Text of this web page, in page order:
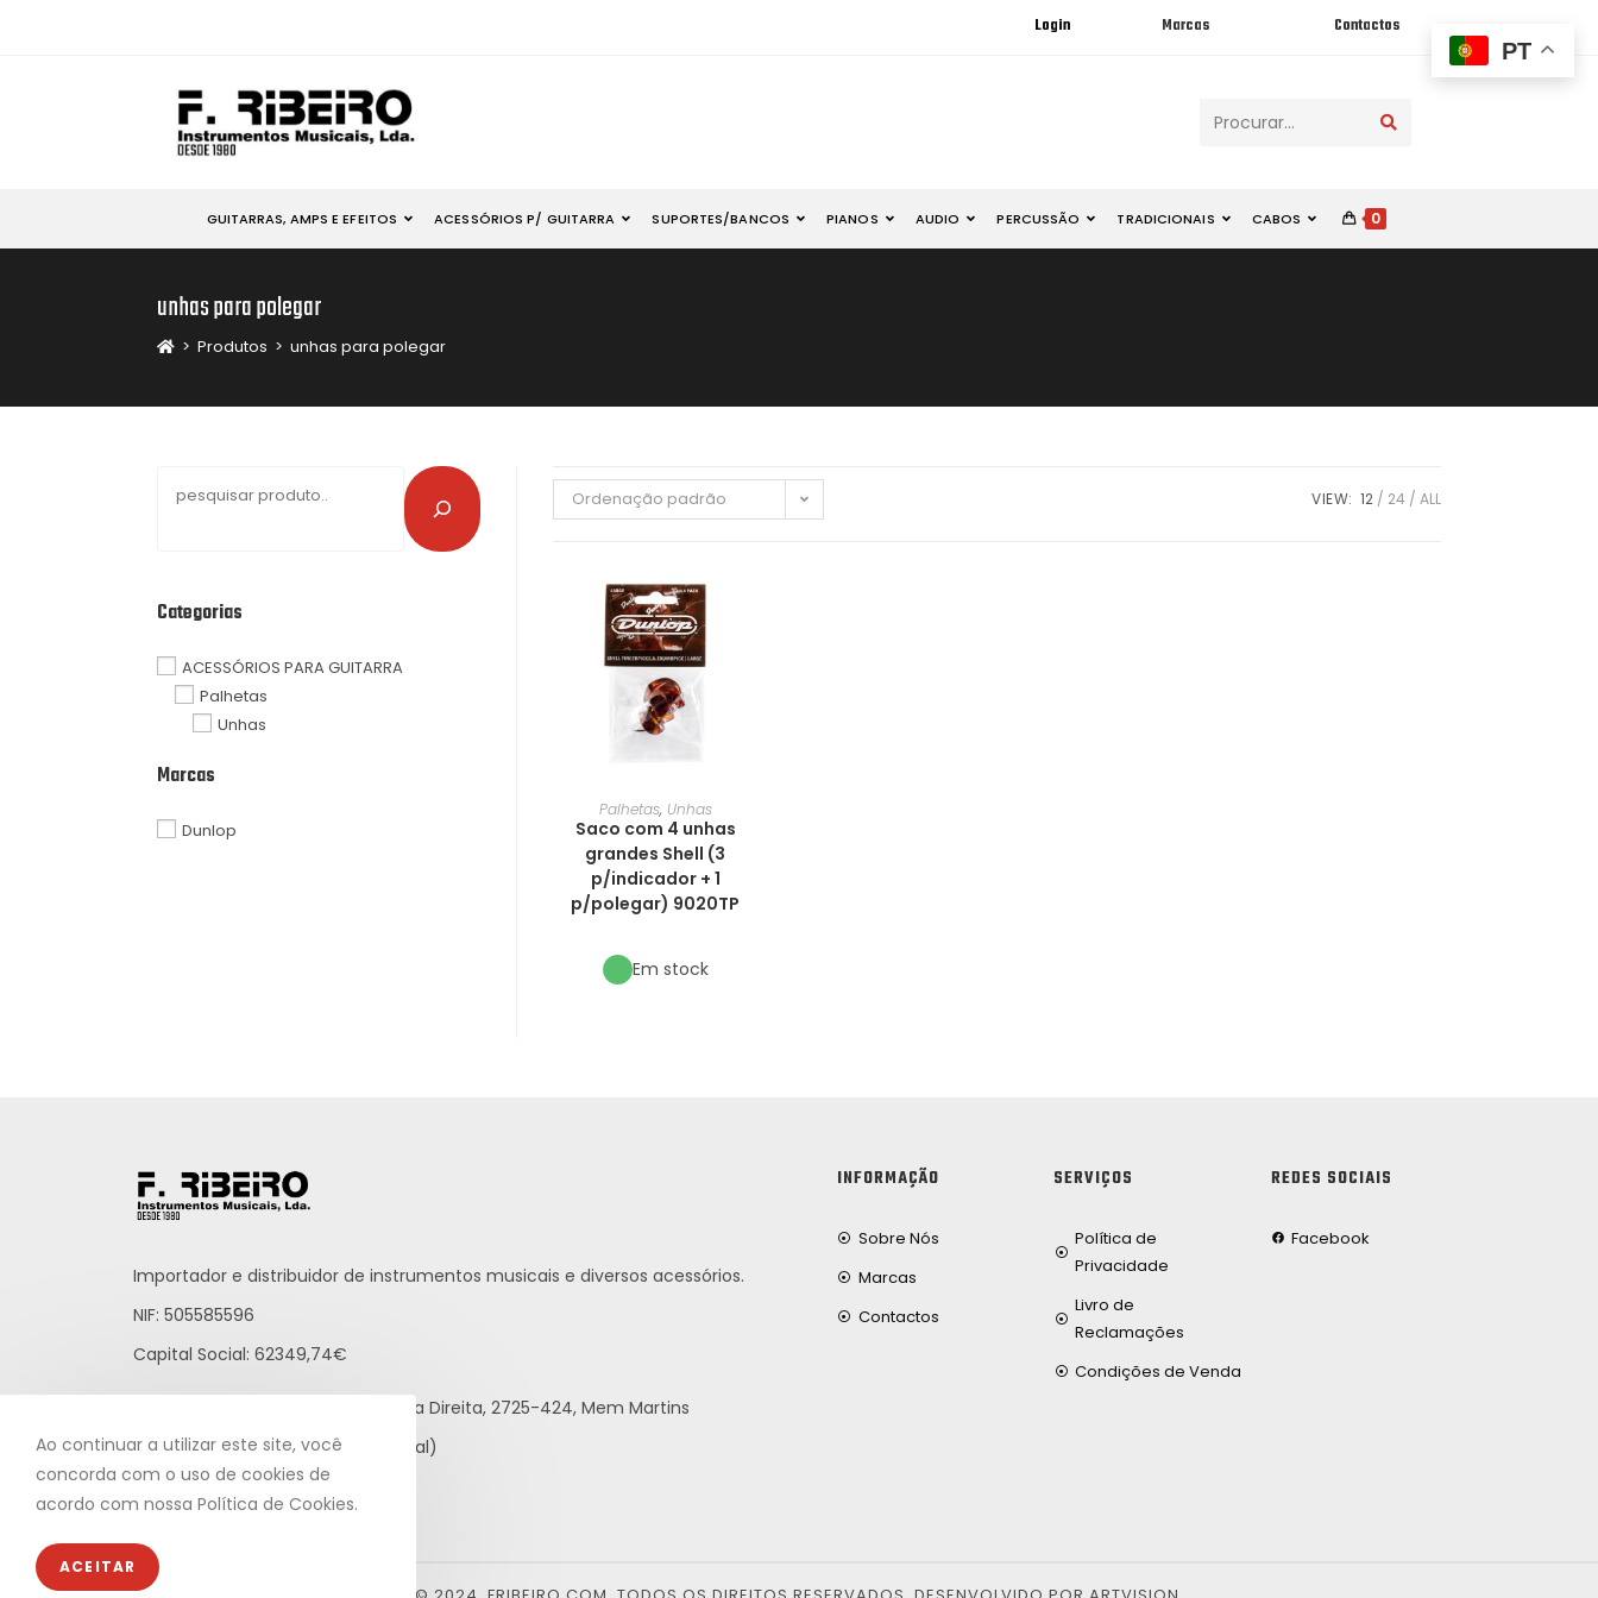
Login Marcas Contactos
Procurar...
GUITARRAS, AMPS E EFEITOS ACESSÓRIOS P/ GUITARRA SUPORTES/BANCOS PIANOS AUDIO PERCUSSÃO TRADICIONAIS CABOS 0
unhas para polegar
> Produtos > unhas para polegar
Ordenação padrão VIEW: 12 24 ALL
Palhetas, Unhas
Saco com 4 unhas
grandes Shell (3
p/indicador + 1
p/polegar) 9020TP
Em stock
Categorias
ACESSÓRIOS PARA GUITARRA
Palhetas
Unhas
Marcas
Dunlop
Importador e distribuidor de instrumentos musicais e diversos acessórios.
NIF: 505585596
Capital Social: 62349,74€
Praceta Raúl Brandão, 12 - Loja Direita, 2725-424, Mem Martins
21 812 65 43 (rede fixa nacional)
info@fribeiro.com
INFORMAÇÃO
Sobre Nós
Marcas
Contactos
SERVIÇOS
Política de
Privacidade
Livro de
Reclamações
Condições de Venda
REDES SOCIAIS
Facebook
PT
Ao continuar a utilizar este site, você
concorda com o uso de cookies de
acordo com nossa Política de Cookies.
ACEITAR